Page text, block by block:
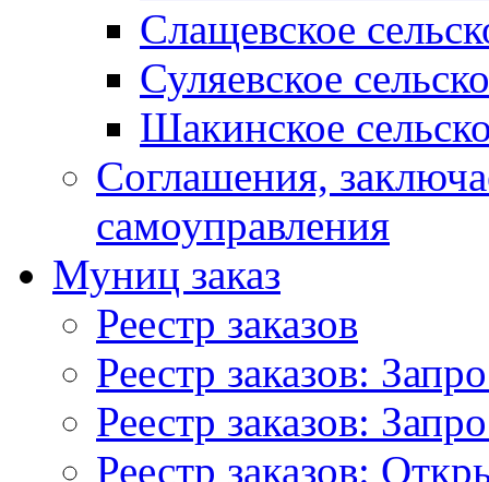
Слащевское
Суляевское
Шакинское
Соглашения,
самоуправления
Муниц заказ
Реестр заказов
Реестр заказов:
Реестр заказов:
Реестр заказов: